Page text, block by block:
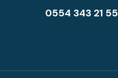
0554 343 21 55